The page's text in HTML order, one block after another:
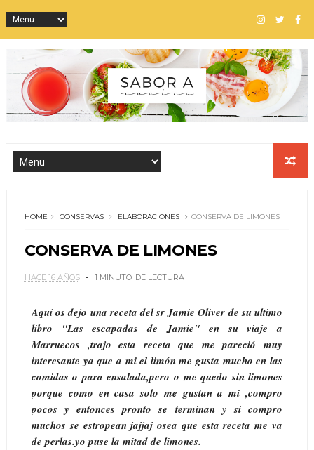
HOME CONSERVAS ELABORACIONES CONSERVA DE LIMONES
CONSERVA DE LIMONES
HACE 16 AÑOS 1 MINUTO DE LECTURA
Aquí os dejo una receta del sr Jamie Oliver de su ultimo
libro "Las escapadas de Jamie" en su viaje a
Marruecos ,trajo esta receta que me pareció muy
interesante ya que a mi el limón me gusta mucho en las
comidas o para ensalada,pero o me quedo sin limones
porque como en casa solo me gustan a mi ,compro
pocos y entonces pronto se terminan y si compro
muchos se estropean jajjaj osea que esta receta me va
de perlas.yo puse la mitad de limones.